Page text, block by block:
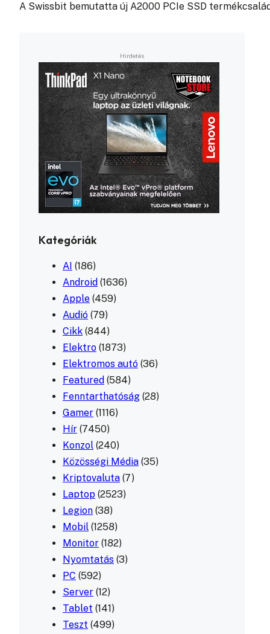
A Swissbit bemutatta új A2000 PCIe SSD
Kategóriák
AI (186)
Android (1636)
Apple (459)
Audió (79)
Cikk (844)
Elektro (1873)
Elektromos autó (36)
Featured (584)
Fenntarthatóság (28)
Gamer (1116)
Hír (7450)
Konzol (240)
Közösségi Média (35)
Kriptovaluta (7)
Laptop (2523)
Legion (38)
Mobil (1258)
Monitor (182)
Nyomtatás (3)
PC (592)
Server (12)
Tablet (141)
Teszt (499)